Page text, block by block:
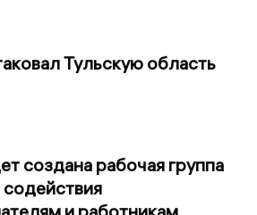
Тульскую область
создана рабочая группа